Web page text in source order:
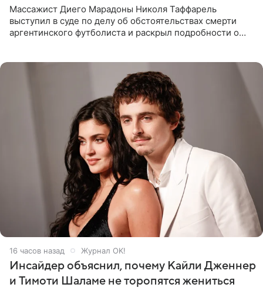
Массажист Диего Марадоны Николя Таффарель
выступил в суде по делу об обстоятельствах смерти
аргентинского футболиста и раскрыл подробности о
16 часов назад Журнал OK!
Инсайдер объяснил, почему Кайли Дженнер
и Тимоти Шаламе не торопятся жениться